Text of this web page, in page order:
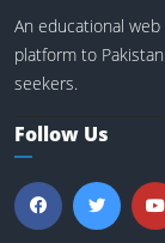
An educational
platform to
seekers.
Follow Us